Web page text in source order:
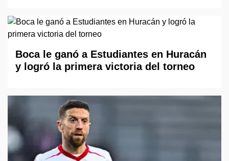
Boca le ganó a Estudiantes en Huracán
y logró la primera victoria del torneo